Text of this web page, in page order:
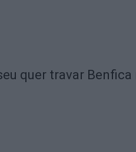
quer travar Benfica